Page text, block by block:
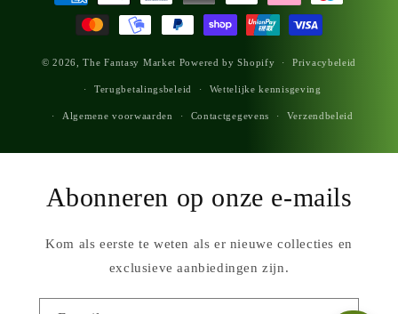
© 2026,The Fantasy Market Powered by Shopify Privacybeleid
Terugbetalingsbeleid Wettelijke kennisgeving
Algemene voorwaarden Contactgegevens Verzendbeleid
Abonneren op onze e-mails
Kom als eerste te weten als er nieuwe collecties en
exclusieve aanbiedingen zijn.